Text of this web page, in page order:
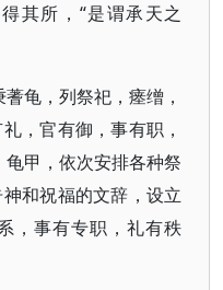
其所，“是谓承天之
蓍龟，列祭祀，瘗缯，
，官有御，事有职，
甲，依次安排各种祭
和祝福的文辞，设立
，事有专职，礼有秩